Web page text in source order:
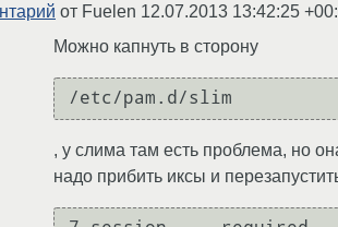
от Fuelen 12.07.2013 13:42:25
Можно капнуть в сторону
, у слима там есть проблема, но
надо прибить иксы и